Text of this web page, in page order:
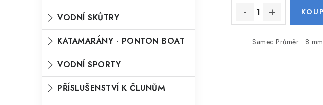
VODNÍ SKŮTRY
KATAMARÁNY - PONTON BOAT
VODNÍ SPORTY
PŘÍSLUŠENSTVÍ K ČLUNŮM
Samec Průměr : 8 mm